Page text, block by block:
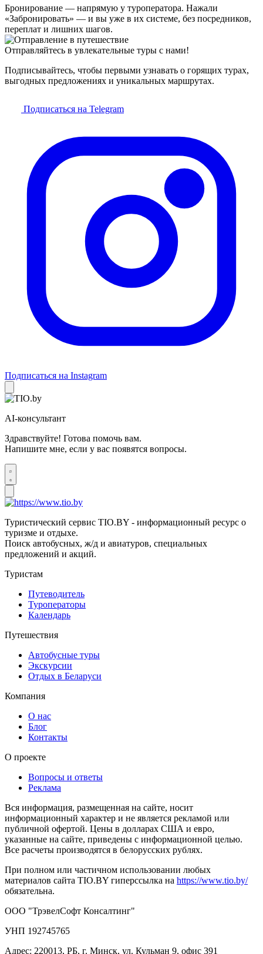
Бронирование — напрямую у туроператора. Нажали
«Забронировать» — и вы уже в их системе, без посредников,
переплат и лишних шагов.
Отправляйтесь в увлекательные туры с нами!
Подписывайтесь, чтобы первыми узнавать о горящих турах,
выгодных предложениях и уникальных маршрутах.
Подписаться на Telegram
Подписаться на Instagram
AI-консультант
Здравствуйте! Готова помочь вам.
Напишите мне, если у вас появятся вопросы.
Туристический сервис TIO.BY - информационный ресурс о
туризме и отдыхе.
Поиск автобусных, ж/д и авиатуров, специальных
предложений и акций.
Туристам
Путеводитель
Туроператоры
Календарь
Путешествия
Автобусные туры
Экскурсии
Отдых в Беларуси
Компания
О нас
Блог
Контакты
О проекте
Вопросы и ответы
Реклама
Вся информация, размещенная на сайте, носит
информационный характер и не является рекламой или
публичной офертой. Цены в долларах США и евро,
указанные на сайте, приведены с информационной целью.
Все расчеты производятся в белорусских рублях.
При полном или частичном использовании любых
материалов сайта TIO.BY гиперссылка на https://www.tio.by/
обязательна.
ООО "ТрэвелСофт Консалтинг"
УНП 192745765
Адрес: 220013, РБ, г. Минск, ул. Кульман 9, офис 391